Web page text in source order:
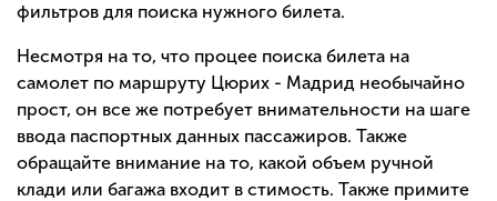
фильтров для поиска нужного билета.
Несмотря на то, что процее поиска билета на
самолет по маршруту Цюрих - Мадрид необычайно
прост, он все же потребует внимательности на шаге
ввода паспортных данных пассажиров. Также
обращайте внимание на то, какой объем ручной
клади или багажа входит в стимость. Также примите